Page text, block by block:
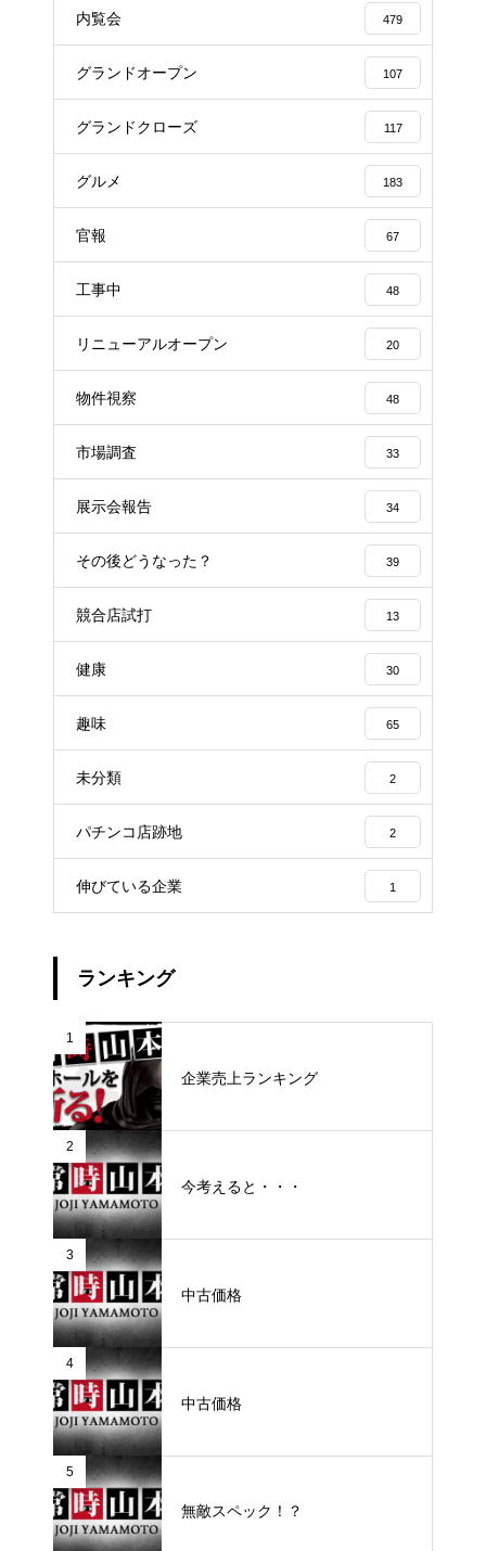
内覧会 479
グランドオープン 107
グランドクローズ 117
グルメ 183
官報 67
工事中 48
リニューアルオープン 20
物件視察 48
市場調査 33
展示会報告 34
その後どうなった？ 39
競合店試打 13
健康 30
趣味 65
未分類 2
パチンコ店跡地 2
伸びている企業 1
ランキング
1
企業売上ランキング
2
今考えると・・・
3
中古価格
4
中古価格
5
無敵スペック！？